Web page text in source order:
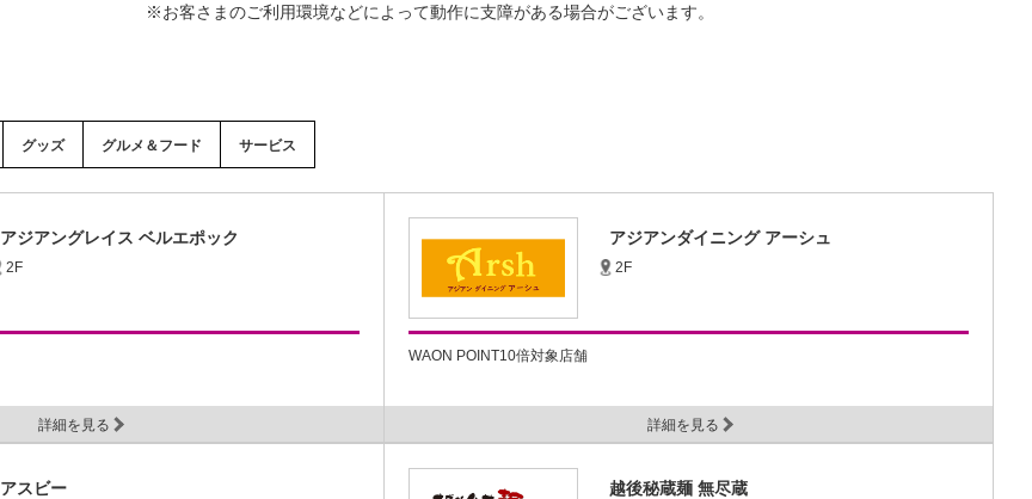
※お客さまのご利用環境などによって動作に支障がある場合がございます。
グッズ グルメ＆フード サービス
アジアングレイス ベルエポック
2F
詳細を見る
アジアンダイニング アーシュ
2F
WAON POINT10倍対象店舗
詳細を見る
アスビー 越後秘蔵麺 無尽蔵